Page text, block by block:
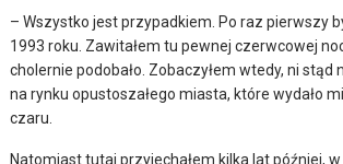
– Wszystko jest przypadkiem. Po raz pierwszy
1993 roku. Zawitałem tu pewnej czerwcowej
cholernie podobało. Zobaczyłem wtedy, ni stąd
na rynku opustoszałego miasta, które wydało
czaru.
Natomiast tutaj przyjechałem kilka lat później,